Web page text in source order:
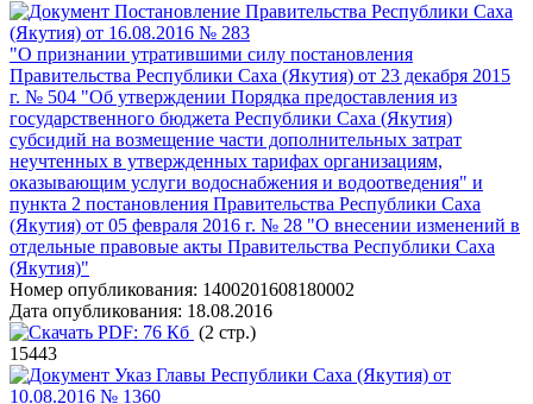
Постановление Правительства Республики Саха
(Якутия) от 16.08.2016 № 283
"О признании утратившими силу постановления
Правительства Республики Саха (Якутия) от 23 декабря 2015
г. № 504 "Об утверждении Порядка предоставления из
государственного бюджета Республики Саха (Якутия)
субсидий на возмещение части дополнительных затрат
неучтенных в утвержденных тарифах организациям,
оказывающим услуги водоснабжения и водоотведения" и
пункта 2 постановления Правительства Республики Саха
(Якутия) от 05 февраля 2016 г. № 28 "О внесении изменений в
отдельные правовые акты Правительства Республики Саха
(Якутия)"
Номер опубликования: 1400201608180002
Дата опубликования: 18.08.2016
PDF: 76 Кб (2 стр.)
15443
Указ Главы Республики Саха (Якутия) от
10.08.2016 № 1360